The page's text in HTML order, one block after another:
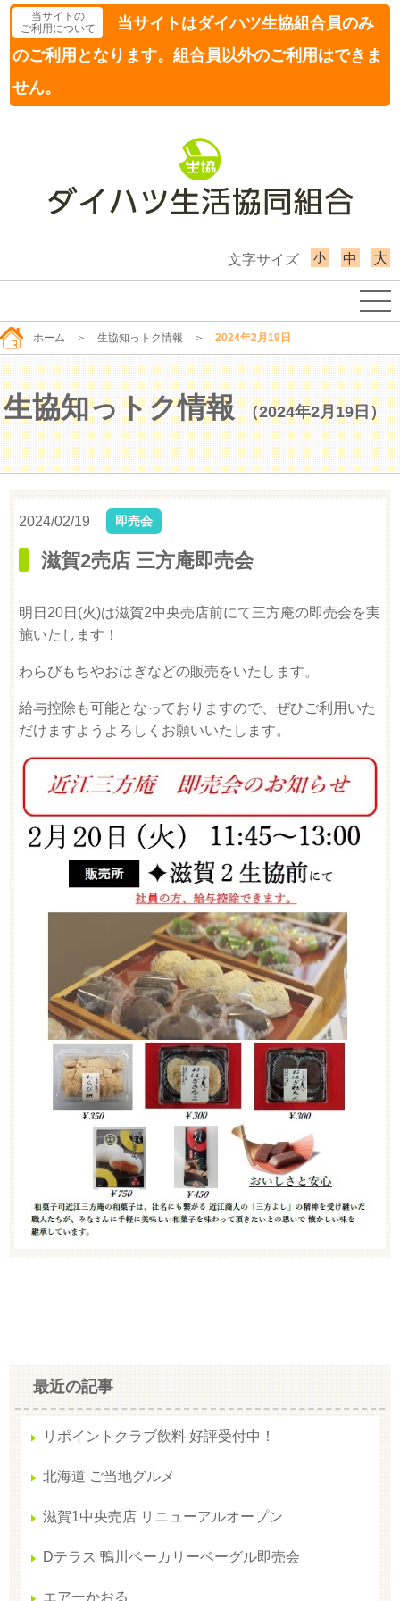
当サイトの
ご利用について
当サイトはダイハツ生協組合員のみ
のご利用となります。組合員以外のご利用はできま
せん。
文字サイズ 小 中 大
ホーム ＞ 生協知っトク情報 ＞ 2024年2月19日
生協知っトク情報 （2024年2月19日）
2024/02/19 即売会
滋賀2売店 三方庵即売会
明日20日(火)は滋賀2中央売店前にて三方庵の即売会を実
施いたします！
わらびもちやおはぎなどの販売をいたします。
給与控除も可能となっておりますので、ぜひご利用いた
だけますようよろしくお願いいたします。
最近の記事
リポイントクラブ飲料 好評受付中！
北海道 ご当地グルメ
滋賀1中央売店 リニューアルオープン
Dテラス 鴨川ベーカリーベーグル即売会
エアーかおる